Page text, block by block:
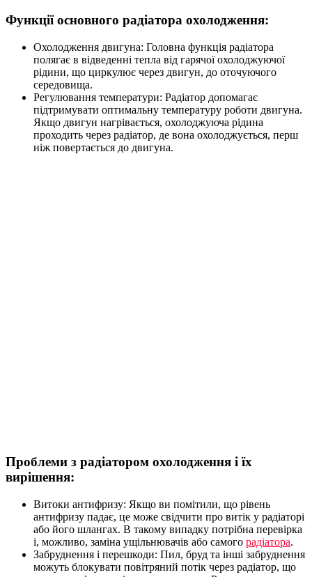
Функції основного радіатора охолодження:
Охолодження двигуна: Головна функція радіатора
полягає в відведенні тепла від гарячої охолоджуючої
рідини, що циркулює через двигун, до оточуючого
середовища.
Регулювання температури: Радіатор допомагає
підтримувати оптимальну температуру роботи двигуна.
Якщо двигун нагрівається, охолоджуюча рідина
проходить через радіатор, де вона охолоджується, перш
ніж повертається до двигуна.
Проблеми з радіатором охолодження і їх
вирішення:
Витоки антифризу: Якщо ви помітили, що рівень
антифризу падає, це може свідчити про витік у радіаторі
або його шлангах. В такому випадку потрібна перевірка
і, можливо, заміна ущільнювачів або самого радіатора.
Забруднення і перешкоди: Пил, бруд та інші забруднення
можуть блокувати повітряний потік через радіатор, що